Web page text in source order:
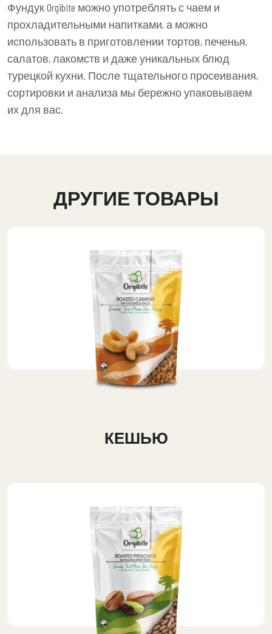
Фундук Orgibite можно употреблять с чаем и
прохладительными напитками, а можно
использовать в приготовлении тортов, печенья,
салатов, лакомств и даже уникальных блюд
турецкой кухни. После тщательного просеивания,
сортировки и анализа мы бережно упаковываем
их для вас.
ДРУГИЕ ТОВАРЫ
КЕШЬЮ